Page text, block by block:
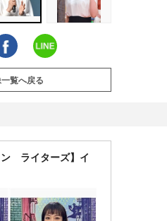
覧へ戻る
ン ライターズ】イ